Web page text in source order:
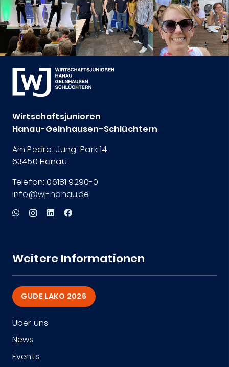
Wirtschaftsjunioren
Hanau-Gelnhausen-Schlüchtern
Am Pedro-Jung-Park 14
63450 Hanau
Telefon: 06181 9290-0
info@wj-hanau.de
Weitere Informationen
GUDE LAKO 2026
Über uns
News
Events